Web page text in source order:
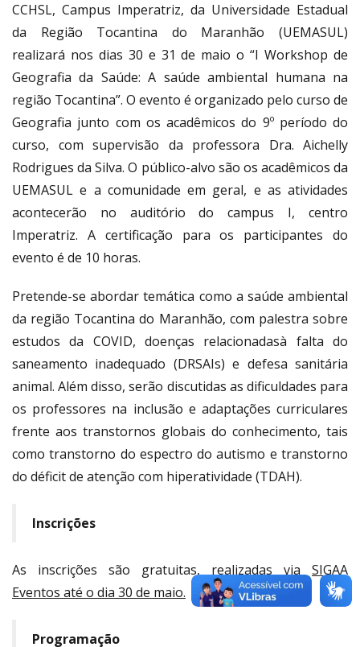
CCHSL, Campus Imperatriz, da Universidade Estadual
da Região Tocantina do Maranhão (UEMASUL)
realizará nos dias 30 e 31 de maio o “I Workshop de
Geografia da Saúde: A saúde ambiental humana na
região Tocantina”. O evento é organizado pelo curso de
Geografia junto com os acadêmicos do 9º período do
curso, com supervisão da professora Dra. Aichelly
Rodrigues da Silva. O público-alvo são os acadêmicos da
UEMASUL e a comunidade em geral, e as atividades
acontecerão no auditório do campus I, centro
Imperatriz. A certificação para os participantes do
evento é de 10 horas.
Pretende-se abordar temática como a saúde ambiental
da região Tocantina do Maranhão, com palestra sobre
estudos da COVID, doenças relacionadasà falta do
saneamento inadequado (DRSAIs) e defesa sanitária
animal. Além disso, serão discutidas as dificuldades para
os professores na inclusão e adaptações curriculares
frente aos transtornos globais do conhecimento, tais
como transtorno do espectro do autismo e transtorno
do déficit de atenção com hiperatividade (TDAH).
Inscrições
As inscrições são gratuitas, realizadas via SIGAA
Eventos até o dia 30 de maio.
Programação